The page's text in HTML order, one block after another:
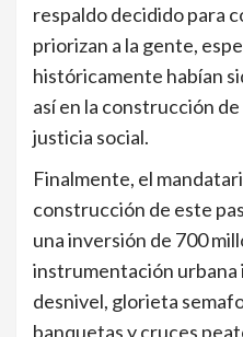
respaldo decidido para
priorizan a la gente,
históricamente habían
así en la construcción
justicia social.
Finalmente, el
construcción de este
una inversión de 700
instrumentación
desnivel, glorieta
banquetas y cruces